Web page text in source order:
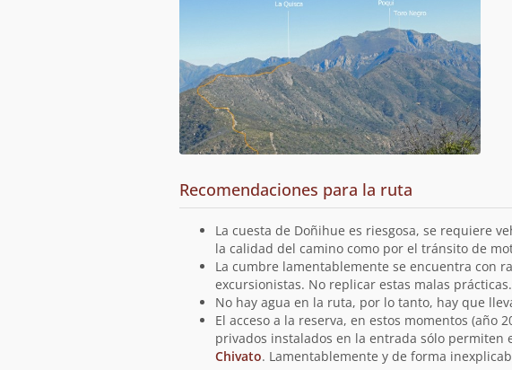
Recomendaciones para la ruta
La cuesta de Doñihue es riesgosa, se requiere
la calidad del camino como por el tránsito de
La cumbre lamentablemente se encuentra con
excursionistas. No replicar estas malas prácticas.
No hay agua en la ruta, por lo tanto, hay que
El acceso a la reserva, en estos momentos (año
privados instalados en la entrada sólo permiten
Chivato. Lamentablemente y de forma